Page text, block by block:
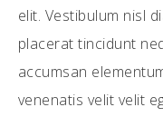
elit. Vestibulum nisl
placerat tincidunt
accumsan
venenatis velit velit